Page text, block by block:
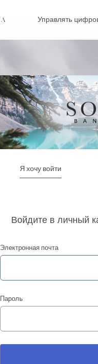
Управлять
Я хочу войти
Войдите в личный
Электронная почта
Пароль